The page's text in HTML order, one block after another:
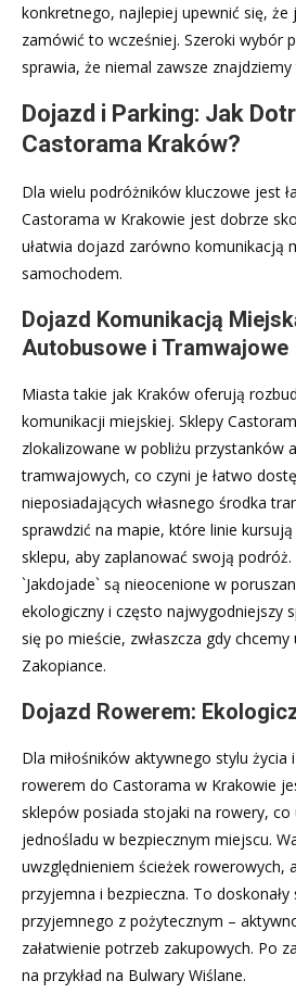
konkretnego, najlepiej upewnić się, że
zamówić to wcześniej. Szeroki wybór
sprawia, że niemal zawsze
Dojazd i Parking: Jak
Castorama Kraków?
Dla wielu podróżników kluczowe jest
Castorama w Krakowie jest dobrze
ułatwia dojazd zarówno komunikacją
samochodem.
Dojazd Komunikacją
Autobusowe i Tramwajowe
Miasta takie jak Kraków oferują
komunikacji miejskiej. Sklepy
zlokalizowane w pobliżu przystanków
tramwajowych, co czyni je łatwo
nieposiadających własnego środka
sprawdzić na mapie, które linie
sklepu, aby zaplanować swoją
`Jakdojade` są nieocenione w
ekologiczny i często najwygodniejszy
się po mieście, zwłaszcza gdy
Zakopiance.
Dojazd Rowerem:
Dla miłośników aktywnego stylu życia
rowerem do Castorama w Krakowie
sklepów posiada stojaki na rowery, co
jednośladu w bezpiecznym miejscu.
uwzględnieniem ścieżek rowerowych,
przyjemna i bezpieczna. To doskonały
przyjemnego z pożytecznym –
załatwienie potrzeb zakupowych. Po
na przykład na Bulwary Wiślane.